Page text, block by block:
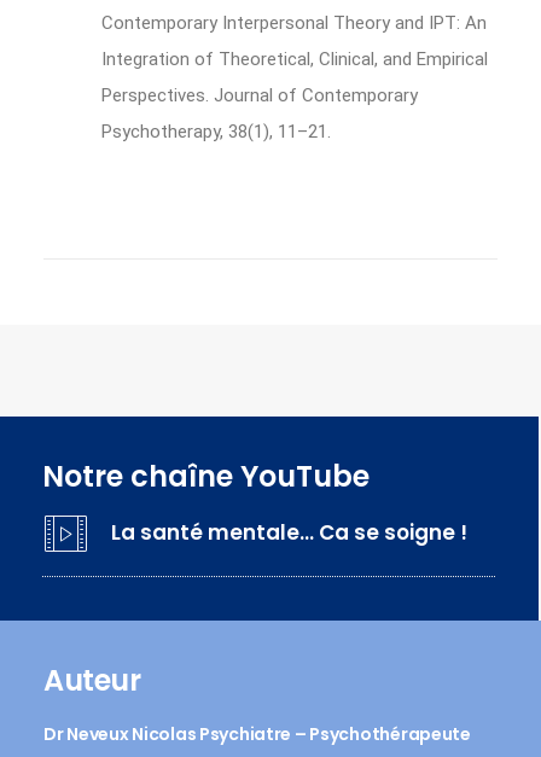
Contemporary Interpersonal Theory and IPT: An
Integration of Theoretical, Clinical, and Empirical
Perspectives. Journal of Contemporary
Psychotherapy, 38(1), 11–21.
Notre chaîne YouTube
La santé mentale… Ca se soigne !
Auteur
Dr Neveux Nicolas Psychiatre – Psychothérapeute